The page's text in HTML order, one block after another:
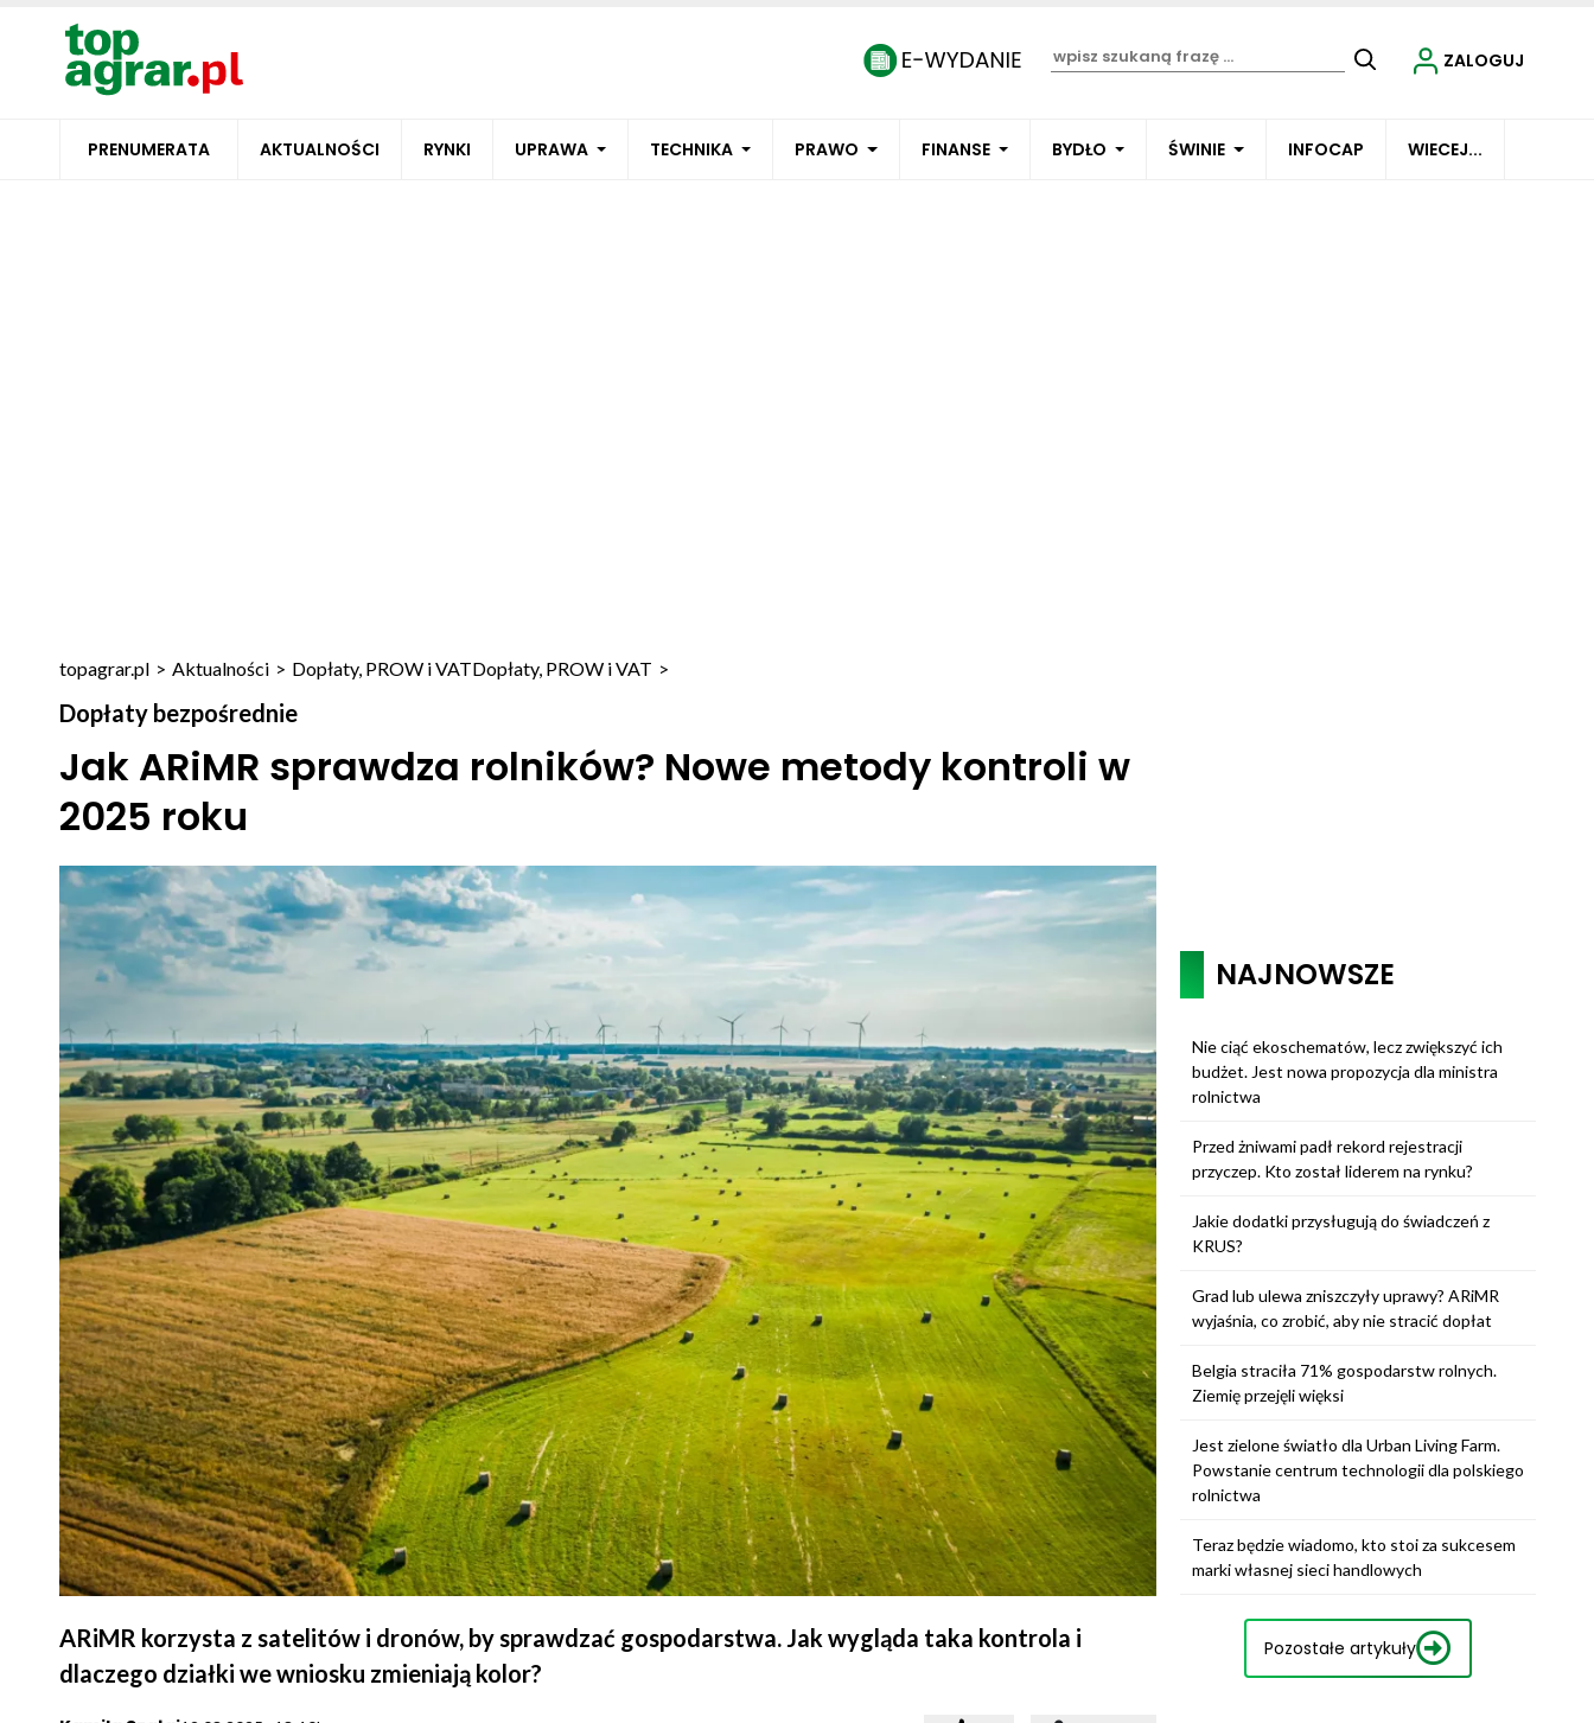
PRENUMERATA AKTUALNOŚCI RYNKI UPRAWA TECHNIKA PRAWO FINANSE BYDŁO ŚWINIE INFOCAP WIECEJ...
ZALOGUJ
topagrar.pl > Aktualności > Dopłaty, PROW i VATDopłaty, PROW i VAT >
Dopłaty bezpośrednie
Jak ARiMR sprawdza rolników? Nowe metody kontroli w
2025 roku
ARiMR korzysta z satelitów i dronów, by sprawdzać gospodarstwa. Jak wygląda taka kontrola i
dlaczego działki we wniosku zmieniają kolor?
NAJNOWSZE
Nie ciąć ekoschematów, lecz zwiększyć ich
budżet. Jest nowa propozycja dla ministra
rolnictwa
Przed żniwami padł rekord rejestracji
przyczep. Kto został liderem na rynku?
Jakie dodatki przysługują do świadczeń z
KRUS?
Grad lub ulewa zniszczyły uprawy? ARiMR
wyjaśnia, co zrobić, aby nie stracić dopłat
Belgia straciła 71% gospodarstw rolnych.
Ziemię przejęli więksi
Jest zielone światło dla Urban Living Farm.
Powstanie centrum technologii dla polskiego
rolnictwa
Teraz będzie wiadomo, kto stoi za sukcesem
marki własnej sieci handlowych
Pozostałe artykuły